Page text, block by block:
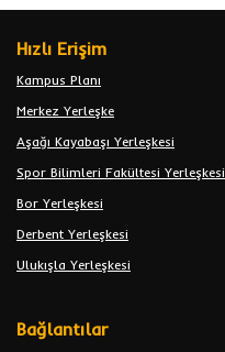
Hızlı Erişim
Kampus Planı
Merkez Yerleşke
Aşağı Kayabaşı Yerleşkesi
Spor Bilimleri Fakültesi Yerleşkesi
Bor Yerleşkesi
Derbent Yerleşkesi
Ulukışla Yerleşkesi
Bağlantılar